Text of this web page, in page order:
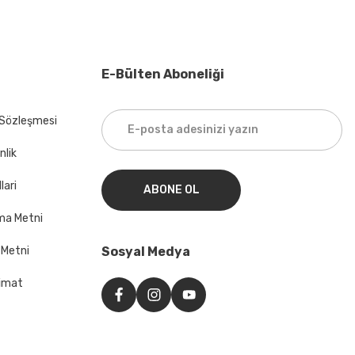
Metni
Metni
E-Bülten Aboneliği
ABONE OL
Sosyal Medya